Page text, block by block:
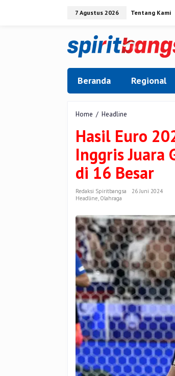
7 Agustus 2026 Tentang Kami
Beranda Regional
Home / Headline
2024:
2
Duel
Kompak
Main
Tanpa
Gol,
Grup
C
dan
Denmark
Bersua
Jerman
di
16
Besar
Hasil Euro
Inggris Juara
di 16 Besar
Redaksi Spiritbangsa
26 Juni 2024
Headline, Olahraga